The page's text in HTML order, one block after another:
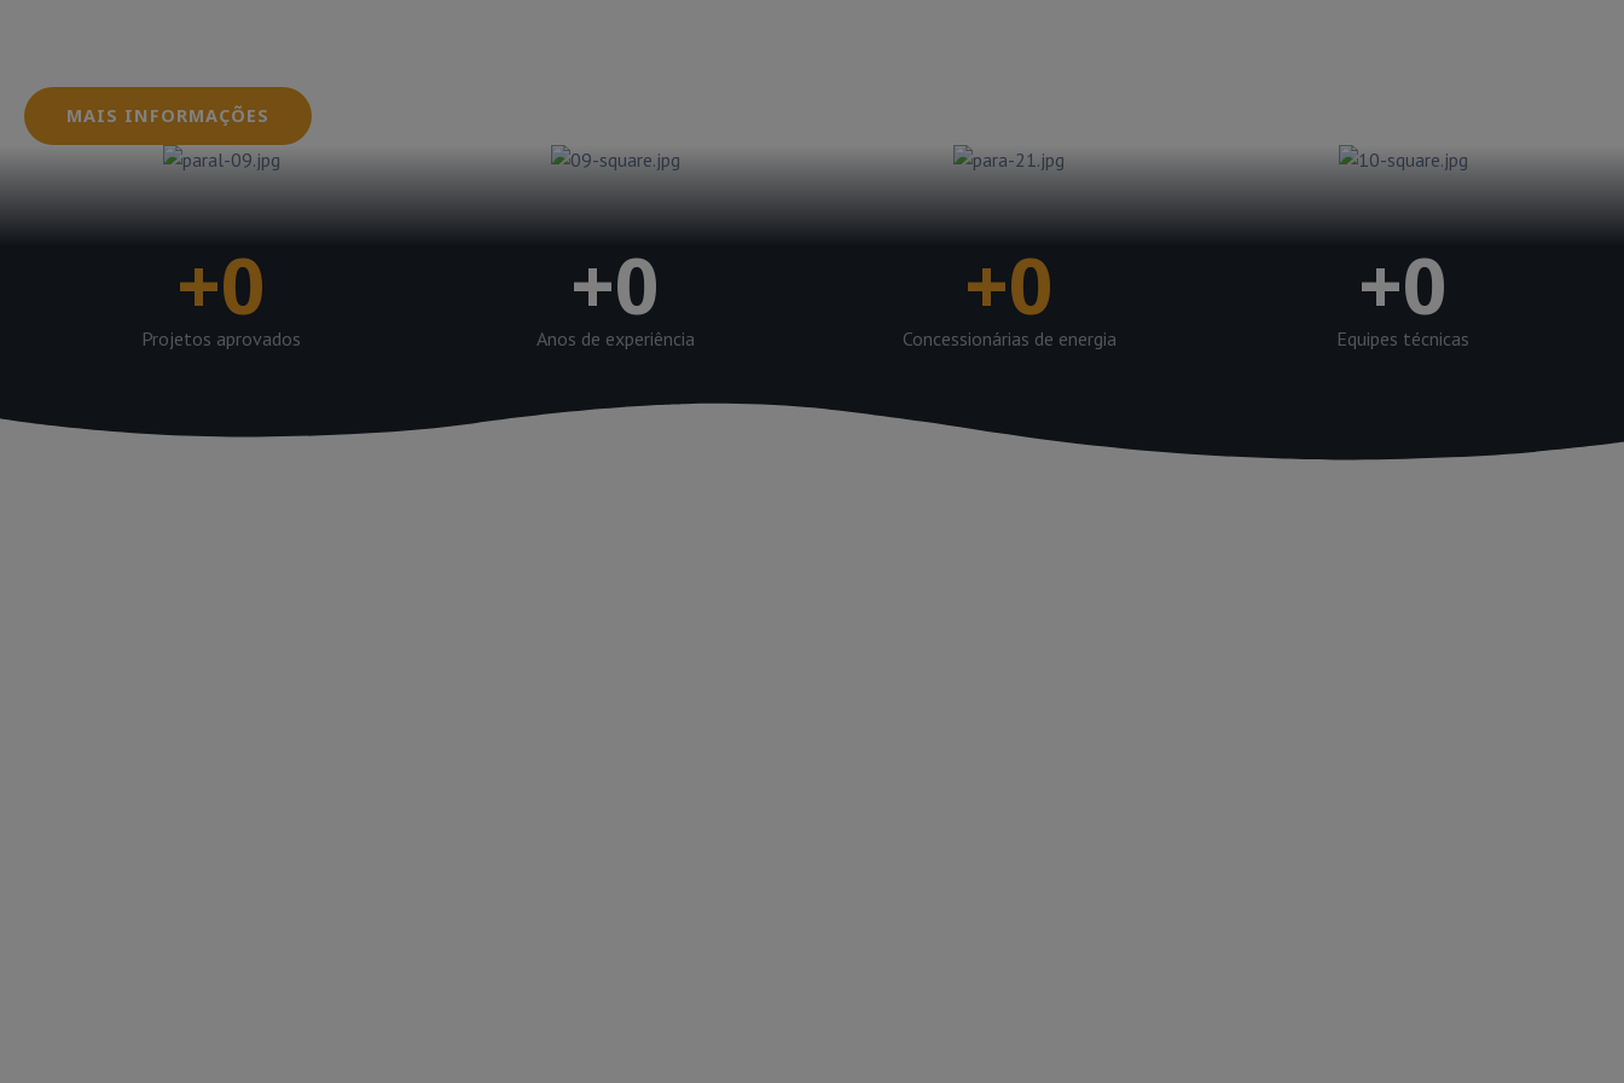
MAIS INFORMAÇÕES
+0
Projetos aprovados
+0
Anos de experiência
+0
Concessionárias de energia
+0
Equipes técnicas